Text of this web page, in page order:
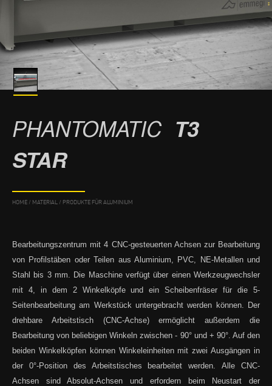
PHANTOMATIC T3
STAR
HOME / MATERIAL / PRODUKTE FÜR ALUMINIUM
Bearbeitungszentrum mit 4 CNC-gesteuerten Achsen zur Bearbeitung
von Profilstäben oder Teilen aus Aluminium, PVC, NE-Metallen und
Stahl bis 3 mm. Die Maschine verfügt über einen Werkzeugwechsler
mit 4, in dem 2 Winkelköpfe und ein Scheibenfräser für die 5-
Seitenbearbeitung am Werkstück untergebracht werden können. Der
drehbare Arbeitstisch (CNC-Achse) ermöglicht außerdem die
Bearbeitung von beliebigen Winkeln zwischen - 90° und + 90°. Auf den
beiden Winkelköpfen können Winkeleinheiten mit zwei Ausgängen in
der 0°-Position des Arbeitstisches bearbeitet werden. Alle CNC-
Achsen sind Absolut-Achsen und erfordern beim Neustart der